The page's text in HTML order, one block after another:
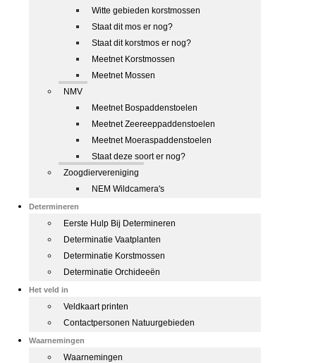
Witte gebieden korstmossen
Staat dit mos er nog?
Staat dit korstmos er nog?
Meetnet Korstmossen
Meetnet Mossen
NMV
Meetnet Bospaddenstoelen
Meetnet Zeereeppaddenstoelen
Meetnet Moeraspaddenstoelen
Staat deze soort er nog?
Zoogdiervereniging
NEM Wildcamera's
Determineren
Eerste Hulp Bij Determineren
Determinatie Vaatplanten
Determinatie Korstmossen
Determinatie Orchideeën
Het veld in
Veldkaart printen
Contactpersonen Natuurgebieden
Waarnemingen
Waarnemingen